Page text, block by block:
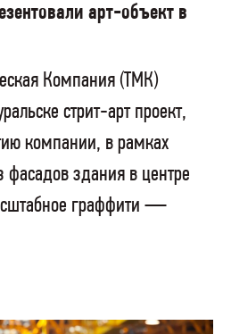
арт-объект в
Компания (ТМК)
стрит-арт проект,
компании, в рамках
фасадов здания в центре
граффити —